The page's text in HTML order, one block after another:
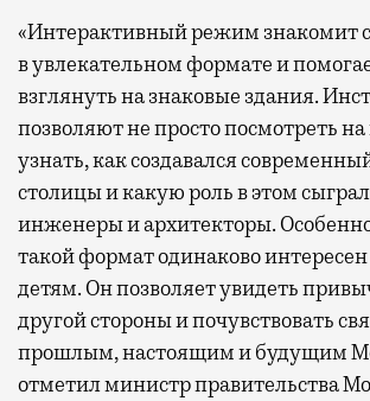
«Интерактивный режим знакомит
в увлекательном формате и
взглянуть на знаковые здания.
позволяют не просто посмотреть
узнать, как создавался
столицы и какую роль в этом
инженеры и архитекторы.
такой формат одинаково
детям. Он позволяет увидеть
другой стороны и почувствовать
прошлым, настоящим и будущим
отметил министр правительства